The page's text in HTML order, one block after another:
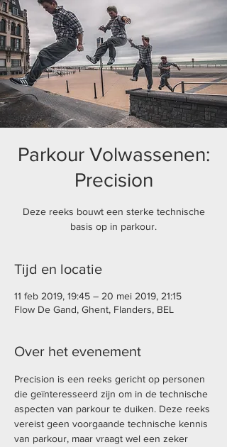
Parkour Volwassenen:
Precision
Deze reeks bouwt een sterke technische
basis op in parkour.
Tijd en locatie
11 feb 2019, 19:45 – 20 mei 2019, 21:15
Flow De Gand, Ghent, Flanders, BEL
Over het evenement
Precision is een reeks gericht op personen
die geïnteresseerd zijn om in de technische
aspecten van parkour te duiken. Deze reeks
vereist geen voorgaande technische kennis
van parkour, maar vraagt wel een zeker